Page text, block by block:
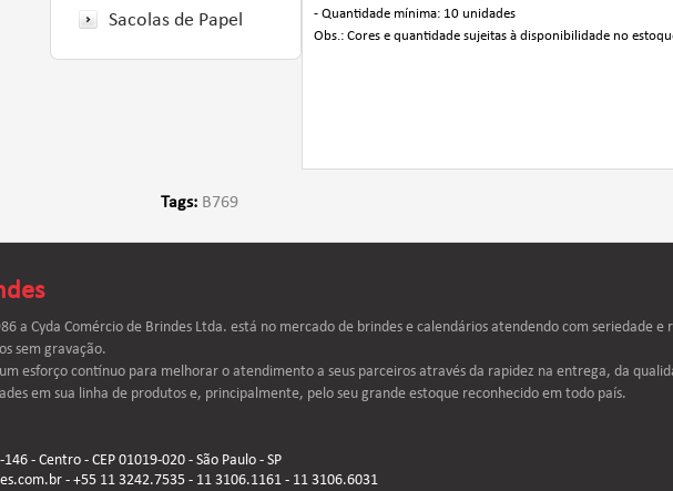
Sacolas de Papel
- Quantidade mínima: 10 unidades
Obs.: Cores e quantidade sujeitas à disponibilidade no
Tags: B769
a Cyda Comércio de Brindes Ltda. está no mercado de brindes e calendários atendendo com seriedade
sem gravação.
esforço contínuo para melhorar o atendimento a seus parceiros através da rapidez na entrega, da
em sua linha de produtos e, principalmente, pelo seu grande estoque reconhecido em todo país.
- Centro - CEP 01019-020 - São Paulo - SP
- +55 11 3242.7535 - 11 3106.1161 - 11 3106.6031